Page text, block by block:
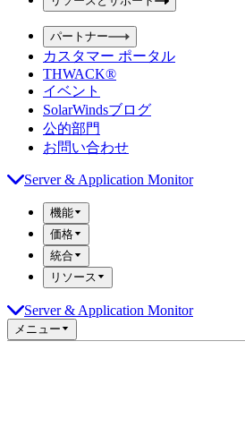
パートナー
カスタマー ポータル
THWACK®
イベント
SolarWindsブログ
公的部門
お問い合わせ
Server & Application Monitor
機能
価格
統合
リソース
Server & Application Monitor
メニュー